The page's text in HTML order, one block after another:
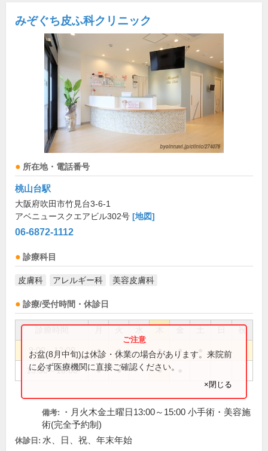
みぞぐち皮ふ科クリニック
所在地・電話番号
桃山台駅
大阪府吹田市竹見台3-6-1
アベニュースクエアビル302号 [地図]
06-6872-1112
診療科目
皮膚科 アレルギー科 美容皮膚科
診療/受付時間・休診日
祝
9:00～12:00 ● ● ● ●
15:30～18:00 ● ● ●
お盆(8月中旬)は休診・休業の場合があります。来院前
に必ず医療機関に直接ご確認ください。
×閉じる
備考:
・月火木金土曜日13:00～15:00 小手術・美容施
術(完全予約制)
休診日: 水、日、祝、年末年始